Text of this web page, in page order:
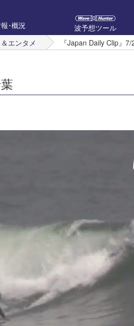
･概況
波予想ツール
エンタメ 『Japan Daily Clip』